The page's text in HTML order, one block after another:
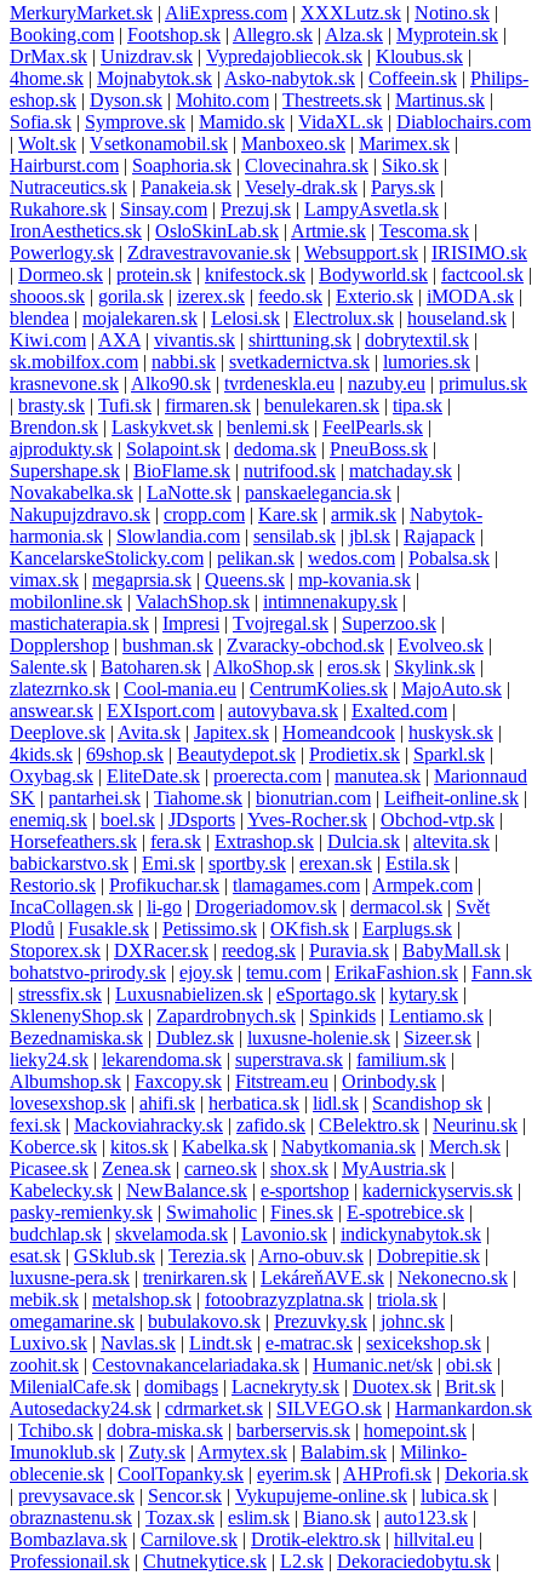
MerkuryMarket.sk | AliExpress.com | XXXLutz.sk | Notino.sk |
Booking.com | Footshop.sk | Allegro.sk | Alza.sk | Myprotein.sk |
DrMax.sk | Unizdrav.sk | Vypredajobliecok.sk | Kloubus.sk |
4home.sk | Mojnabytok.sk | Asko-nabytok.sk | Coffeein.sk | Philips-
eshop.sk | Dyson.sk | Mohito.com | Thestreets.sk | Martinus.sk |
Sofia.sk | Symprove.sk | Mamido.sk | VidaXL.sk | Diablochairs.com
| Wolt.sk | Vsetkonamobil.sk | Manboxeo.sk | Marimex.sk |
Hairburst.com | Soaphoria.sk | Clovecinahra.sk | Siko.sk |
Nutraceutics.sk | Panakeia.sk | Vesely-drak.sk | Parys.sk |
Rukahore.sk | Sinsay.com | Prezuj.sk | LampyAsvetla.sk |
IronAesthetics.sk | OsloSkinLab.sk | Artmie.sk | Tescoma.sk |
Powerlogy.sk | Zdravestravovanie.sk | Websupport.sk | IRISIMO.sk
| Dormeo.sk | protein.sk | knifestock.sk | Bodyworld.sk | factcool.sk |
shooos.sk | gorila.sk | izerex.sk | feedo.sk | Exterio.sk | iMODA.sk |
blendea | mojalekaren.sk | Lelosi.sk | Electrolux.sk | houseland.sk |
Kiwi.com | AXA | vivantis.sk | shirttuning.sk | dobrytextil.sk |
sk.mobilfox.com | nabbi.sk | svetkadernictva.sk | lumories.sk |
krasnevone.sk | Alko90.sk | tvrdeneskla.eu | nazuby.eu | primulus.sk
| brasty.sk | Tufi.sk | firmaren.sk | benulekaren.sk | tipa.sk |
Brendon.sk | Laskykvet.sk | benlemi.sk | FeelPearls.sk |
ajprodukty.sk | Solapoint.sk | dedoma.sk | PneuBoss.sk |
Supershape.sk | BioFlame.sk | nutrifood.sk | matchaday.sk |
Novakabelka.sk | LaNotte.sk | panskaelegancia.sk |
Nakupujzdravo.sk | cropp.com | Kare.sk | armik.sk | Nabytok-
harmonia.sk | Slowlandia.com | sensilab.sk | jbl.sk | Rajapack |
KancelarskeStolicky.com | pelikan.sk | wedos.com | Pobalsa.sk |
vimax.sk | megaprsia.sk | Queens.sk | mp-kovania.sk |
mobilonline.sk | ValachShop.sk | intimnenakupy.sk |
mastichaterapia.sk | Impresi | Tvojregal.sk | Superzoo.sk |
Dopplershop | bushman.sk | Zvaracky-obchod.sk | Evolveo.sk |
Salente.sk | Batoharen.sk | AlkoShop.sk | eros.sk | Skylink.sk |
zlatezrnko.sk | Cool-mania.eu | CentrumKolies.sk | MajoAuto.sk |
answear.sk | EXIsport.com | autovybava.sk | Exalted.com |
Deeplove.sk | Avita.sk | Japitex.sk | Homeandcook | huskysk.sk |
4kids.sk | 69shop.sk | Beautydepot.sk | Prodietix.sk | Sparkl.sk |
Oxybag.sk | EliteDate.sk | proerecta.com | manutea.sk | Marionnaud
SK | pantarhei.sk | Tiahome.sk | bionutrian.com | Leifheit-online.sk |
enemiq.sk | boel.sk | JDsports | Yves-Rocher.sk | Obchod-vtp.sk |
Horsefeathers.sk | fera.sk | Extrashop.sk | Dulcia.sk | altevita.sk |
babickarstvo.sk | Emi.sk | sportby.sk | erexan.sk | Estila.sk |
Restorio.sk | Profikuchar.sk | tlamagames.com | Armpek.com |
IncaCollagen.sk | li-go | Drogeriadomov.sk | dermacol.sk | Svět
Plodů | Fusakle.sk | Petissimo.sk | OKfish.sk | Earplugs.sk |
Stoporex.sk | DXRacer.sk | reedog.sk | Puravia.sk | BabyMall.sk |
bohatstvo-prirody.sk | ejoy.sk | temu.com | ErikaFashion.sk | Fann.sk
| stressfix.sk | Luxusnabielizen.sk | eSportago.sk | kytary.sk |
SklenenyShop.sk | Zapardrobnych.sk | Spinkids | Lentiamo.sk |
Bezednamiska.sk | Dublez.sk | luxusne-holenie.sk | Sizeer.sk |
lieky24.sk | lekarendoma.sk | superstrava.sk | familium.sk |
Albumshop.sk | Faxcopy.sk | Fitstream.eu | Orinbody.sk |
lovesexshop.sk | ahifi.sk | herbatica.sk | lidl.sk | Scandishop sk |
fexi.sk | Mackoviahracky.sk | zafido.sk | CBelektro.sk | Neurinu.sk |
Koberce.sk | kitos.sk | Kabelka.sk | Nabytkomania.sk | Merch.sk |
Picasee.sk | Zenea.sk | carneo.sk | shox.sk | MyAustria.sk |
Kabelecky.sk | NewBalance.sk | e-sportshop | kadernickyservis.sk |
pasky-remienky.sk | Swimaholic | Fines.sk | E-spotrebice.sk |
budchlap.sk | skvelamoda.sk | Lavonio.sk | indickynabytok.sk |
esat.sk | GSklub.sk | Terezia.sk | Arno-obuv.sk | Dobrepitie.sk |
luxusne-pera.sk | trenirkaren.sk | LekáreňAVE.sk | Nekonecno.sk |
mebik.sk | metalshop.sk | fotoobrazyzplatna.sk | triola.sk |
omegamarine.sk | bubulakovo.sk | Prezuvky.sk | johnc.sk |
Luxivo.sk | Navlas.sk | Lindt.sk | e-matrac.sk | sexicekshop.sk |
zoohit.sk | Cestovnakancelariadaka.sk | Humanic.net/sk | obi.sk |
MilenialCafe.sk | domibags | Lacnekryty.sk | Duotex.sk | Brit.sk |
Autosedacky24.sk | cdrmarket.sk | SILVEGO.sk | Harmankardon.sk
| Tchibo.sk | dobra-miska.sk | barberservis.sk | homepoint.sk |
Imunoklub.sk | Zuty.sk | Armytex.sk | Balabim.sk | Milinko-
oblecenie.sk | CoolTopanky.sk | eyerim.sk | AHProfi.sk | Dekoria.sk
| prevysavace.sk | Sencor.sk | Vykupujeme-online.sk | lubica.sk |
obraznastenu.sk | Tozax.sk | eslim.sk | Biano.sk | auto123.sk |
Bombazlava.sk | Carnilove.sk | Drotik-elektro.sk | hillvital.eu |
Professionail.sk | Chutnekytice.sk | L2.sk | Dekoraciedobytu.sk |